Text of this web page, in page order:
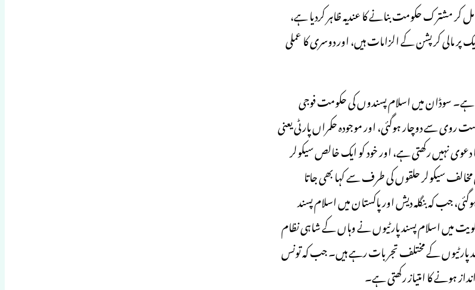
کر مشترک حکومت بنانے کا عندیہ ظاہر کردیا ہے،
مالی کرپشن کے الزامات ہیں، اور دوسری کا عملی
ہے۔ سوڈان میں اسلام پسندوں کی حکومت فوجی
سے دوچار ہوگئی، اور موجودہ حکمراں پارٹی یعنی
نہیں رکھتی ہے، اور خود کو ایک خالص سیکولر
سیکولر حلقوں کی طرف سے کہا بھی جاتا
جب کہ بنگلہ دیش اور پاکستان میں اسلام پسند
میں اسلام پسند پارٹیوں نے وہاں کے شاہی نظام
پارٹیوں کے مختلف تجربات رہے ہیں۔ جب کہ تونس
ہونے کا امتیاز رکھتی ہے۔